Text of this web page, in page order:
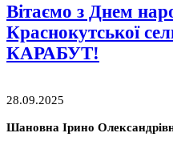
Вітаємо з Днем
Краснокутської
КАРАБУТ!
28.09.2025
Шановна Ірино